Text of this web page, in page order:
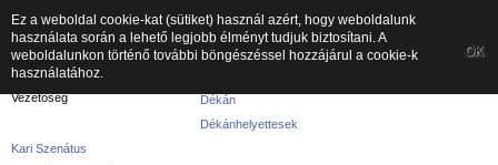
A kar
A karról
Vezetőség
Dékán
Dékánhelyettesek
Kari Szenátus
Ez a weboldal cookie-kat (sütiket) használ azért, hogy weboldalunk
használata során a lehető legjobb élményt tudjuk biztosítani. A
weboldalunkon történő további böngészéssel hozzájárul a cookie-k
használatához.
OK